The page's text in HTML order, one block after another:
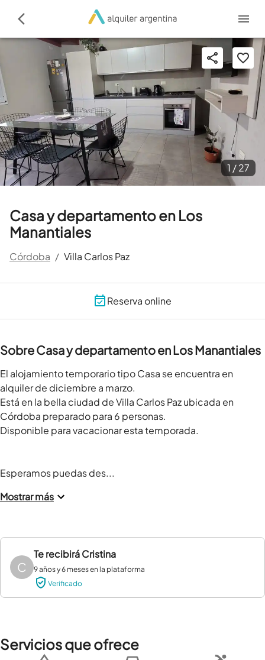
Casa y departamento en Los
Manantiales
Córdoba / Villa Carlos Paz
1 /27
Reserva online
Sobre Casa y departamento en Los Manantiales
El alojamiento temporario tipo Casa se encuentra en
alquiler de diciembre a marzo.
Está en la bella ciudad de Villa Carlos Paz ubicada en
Córdoba preparado para 6 personas.
Disponible para vacacionar esta temporada.
Esperamos puedas des...
Mostrar más
C
Te recibiráCristina
9 años y 6 meses en la plataforma
Verificado
Servicios que ofrece